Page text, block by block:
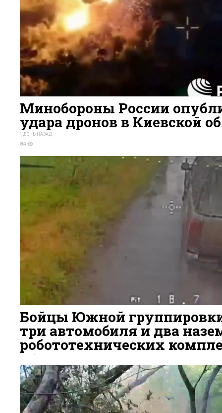
Минобороны России
удара дронов в Киевской
1 ДЕНЬ НАЗАД
84
Бойцы Южной
три автомобиля и два
робототехнических
67